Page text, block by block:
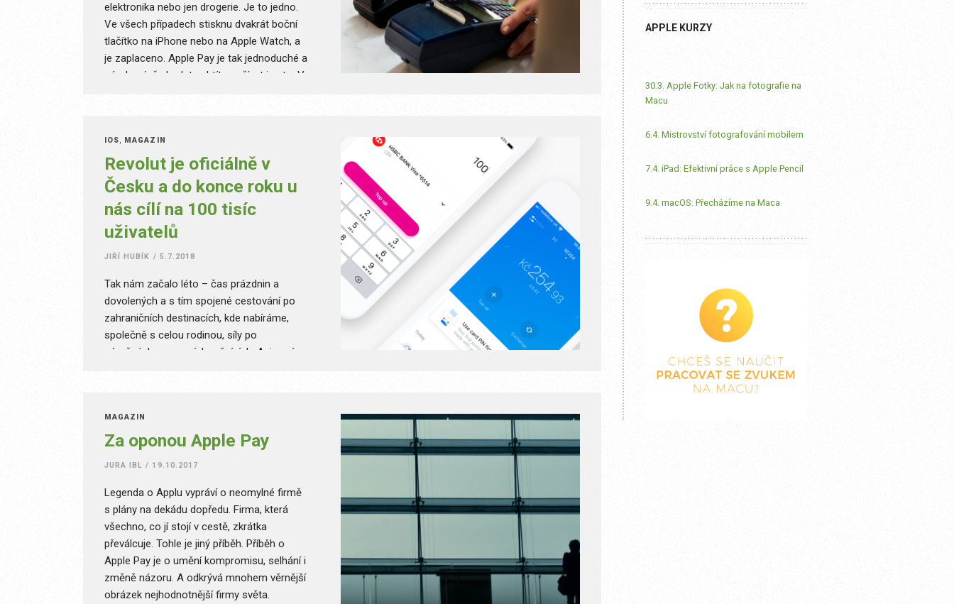
elektronika nebo jen drogerie. Je to jedno.
Ve všech případech stisknu dvakrát boční
tlačítko na iPhone nebo na Apple Watch, a
je zaplaceno. Apple Pay je tak jednoduché a
návykové, že budete chtít používat jen to. V
po čtyřech letech s Apple Pay v kapse?
IOS, MAGAZÍN
Revolut je oficiálně v
Česku a do konce roku u
nás cílí na 100 tisíc
uživatelů
JIŘÍ HUBÍK / 5.7.2018
Tak nám začalo léto – čas prázdnin a
dovolených a s tím spojené cestování po
zahraničních destinacích, kde nabíráme,
společně s celou rodinou, síly po
náročných pracovních měsících. Asi není
zahraniční měny nás stojí nemalé poplatky
a směnné kurzy jsou v řádech korun vyšší
než ty mezibankovní, s kterými se
obchoduje v rámci devizových aktiv.
MAGAZÍN
Za oponou Apple Pay
JURA IBL / 19.10.2017
Legenda o Applu vypráví o neomylné firmě
s plány na dekádu dopředu. Firma, která
všechno, co jí stojí v cestě, zkrátka
převálcuje. Tohle je jiný příběh. Příběh o
Apple Pay je o umění kompromisu, selhání i
změně názoru. A odkrývá mnohem věrnější
obrázek nejhodnotnější firmy světa.
APPLE KURZY
30.3. Apple Fotky: Jak na fotografie na
Macu
6.4. Mistrovství fotografování mobilem
7.4. iPad: Efektivní práce s Apple Pencil
9.4. macOS: Přecházíme na Maca